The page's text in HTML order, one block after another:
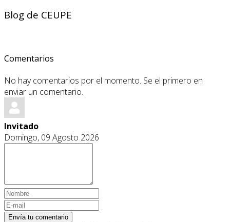
Blog de CEUPE
Comentarios
No hay comentarios por el momento. Se el primero en
enviar un comentario.
Invitado
Domingo, 09 Agosto 2026
Envía tu comentario